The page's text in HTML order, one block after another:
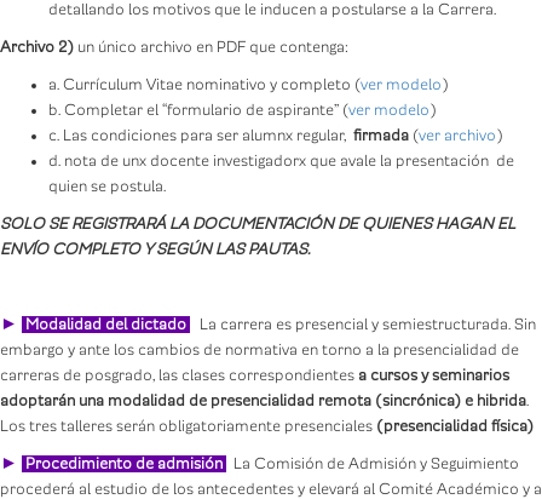
detallando los motivos que le inducen a postularse a la Carrera.
Archivo 2) un único archivo en PDF que contenga:
a. Currículum Vitae nominativo y completo (ver modelo)
b. Completar el “formulario de aspirante” (ver modelo)
c. Las condiciones para ser alumnx regular, firmada (ver archivo)
d. nota de unx docente investigadorx que avale la presentación de
quien se postula.
SOLO SE REGISTRARÁ LA DOCUMENTACIÓN DE QUIENES HAGAN EL
ENVÍO COMPLETO Y SEGÚN LAS PAUTAS.
► Modalidad del dictado
La carrera es presencial y semiestructurada. Sin
embargo y ante los cambios de normativa en torno a la presencialidad de
carreras de posgrado, las clases correspondientes a cursos y seminarios
adoptarán una modalidad de presencialidad remota (sincrónica) e hibrida.
Los tres talleres serán obligatoriamente presenciales (presencialidad física)
► Procedimiento de admisión
La Comisión de Admisión y Seguimiento
procederá al estudio de los antecedentes y elevará al Comité Académico y a